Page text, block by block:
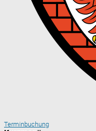
Terminbuchung